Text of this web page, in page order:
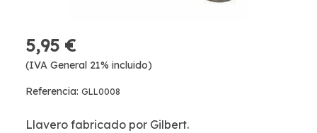
5,95 €
(IVA General 21% incluido)
Referencia: GLL0008
Llavero fabricado por Gilbert.